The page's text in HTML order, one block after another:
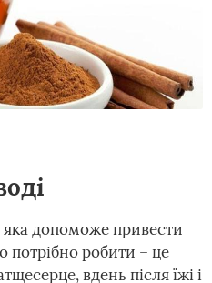
яка допоможе привести
потрібно робити – це
вдень після їжі і